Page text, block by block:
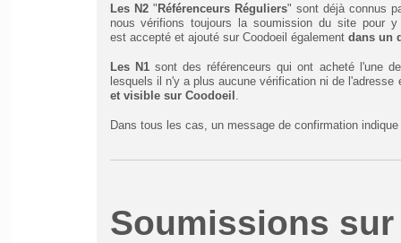
Les N2"Référenceurs Réguliers" sont déjà connus
nous vérifions toujours la soumission du site pour
est accepté et ajouté sur Coodoeil également dans un
Les N1sont des référenceurs qui ont acheté l'une
lesquels il n'y a plus aucune vérification ni de
et visible sur Coodoeil
Dans tous les cas, un message de confirmation
Soumissions